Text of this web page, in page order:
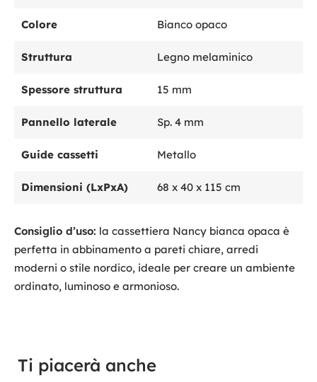
Colore Bianco opaco
Struttura Legno melaminico
Spessore struttura 15 mm
Pannello laterale Sp. 4 mm
Guide cassetti Metallo
Dimensioni (LxPxA) 68 x 40 x 115 cm
Consiglio d’uso: la cassettiera Nancy bianca opaca è
perfetta in abbinamento a pareti chiare, arredi
moderni o stile nordico, ideale per creare un ambiente
ordinato, luminoso e armonioso.
Ti piacerà anche